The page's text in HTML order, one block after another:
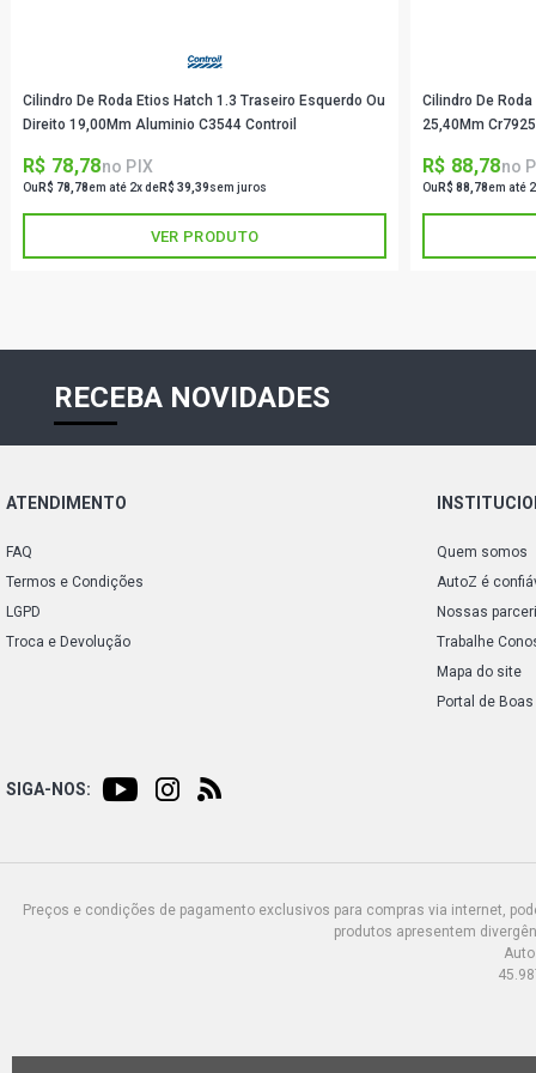
Cilindro De Roda Etios Hatch 1.3 Traseiro Esquerdo Ou
Direito 19,00Mm Aluminio C3544 Controil
R$ 78,78no PIX
Ou R$ 78,78em até 2x deR$ 39,39sem juros
VER PRODUTO
Cilindro De
25,40Mm
R$ 88,78no
Ou R$ 88,78em até
RECEBA NOVIDADES
ATENDIMENTO
FAQ
Termos e Condições
LGPD
Troca e Devolução
Quem somos
AutoZ é
Nossas
Trabalhe
Mapa do site
Portal de
SIGA-NOS:
Preços e condições de pagamento exclusivos para compras via internet,
produtos apresentem